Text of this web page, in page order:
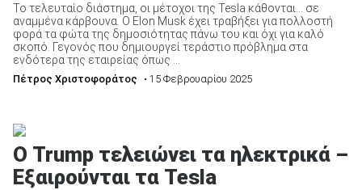
Το τελευταίο διάστημα, οι μέτοχοι της Tesla κάθονται… σε
αναμμένα κάρβουνα. Ο Elon Musk έχει τραβήξει για πολλοστή
φορά τα φώτα της δημοσιότητας πάνω του και όχι για καλό
σκοπό. Γεγονός που δημιουργεί τεράστιο πρόβλημα στα
ενδότερα της εταιρείας όπως ...
Πέτρος Χριστοφοράτος • 15 Φεβρουαρίου 2025
Ο Trump τελειώνει τα ηλεκτρικά –
Εξαιρούνται τα Tesla